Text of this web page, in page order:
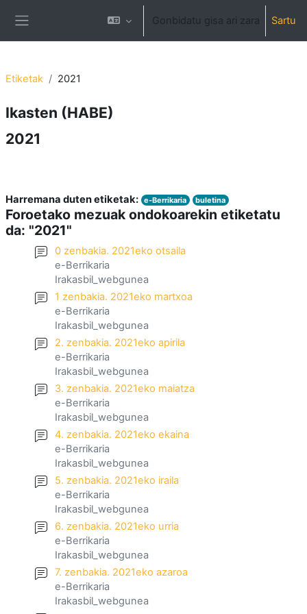
Joan eduki nagusira zuzenean
Gonbidatu gisa ari zara Sartu
Etiketak 2021
Ikasten (HABE)
2021
Harremana duten etiketak: e-Berrikaria buletina
Foroetako mezuak ondokoarekin etiketatu
da: "2021"
0 zenbakia. 2021eko otsaila
e-Berrikaria
Irakasbil_webgunea
1 zenbakia. 2021eko martxoa
e-Berrikaria
Irakasbil_webgunea
2. zenbakia. 2021eko apirila
e-Berrikaria
Irakasbil_webgunea
3. zenbakia. 2021eko maiatza
e-Berrikaria
Irakasbil_webgunea
4. zenbakia. 2021eko ekaina
e-Berrikaria
Irakasbil_webgunea
5. zenbakia. 2021eko iraila
e-Berrikaria
Irakasbil_webgunea
6. zenbakia. 2021eko urria
e-Berrikaria
Irakasbil_webgunea
7. zenbakia. 2021eko azaroa
e-Berrikaria
Irakasbil_webgunea